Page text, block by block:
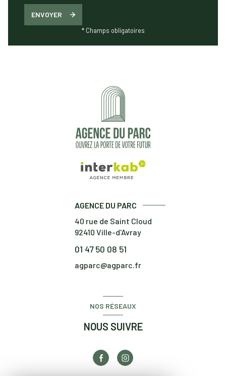
ENVOYER
* Champs obligatoires
AGENCE DU PARC
40 rue de Saint Cloud
92410 Ville-d'Avray
01 47 50 08 51
agparc@agparc.fr
NOS RÉSEAUX
NOUS SUIVRE